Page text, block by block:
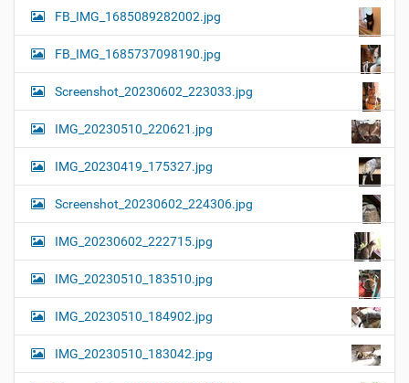
FB_IMG_1685089282002.jpg
FB_IMG_1685737098190.jpg
Screenshot_20230602_223033.jpg
IMG_20230510_220621.jpg
IMG_20230419_175327.jpg
Screenshot_20230602_224306.jpg
IMG_20230602_222715.jpg
IMG_20230510_183510.jpg
IMG_20230510_184902.jpg
IMG_20230510_183042.jpg